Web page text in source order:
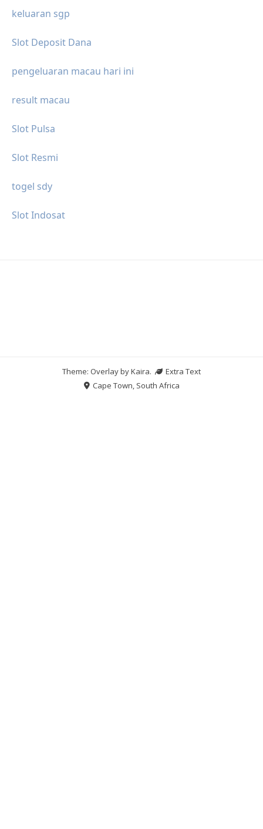
keluaran sgp
Slot Deposit Dana
pengeluaran macau hari ini
result macau
Slot Pulsa
Slot Resmi
togel sdy
Slot Indosat
Theme: Overlay byKaira.
Extra Text
Cape Town, South Africa